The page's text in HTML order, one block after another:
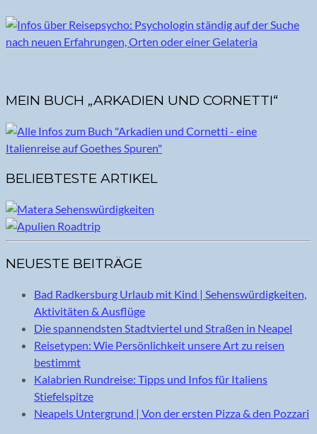
MEIN BUCH „ARKADIEN UND CORNETTI“
BELIEBTESTE ARTIKEL
NEUESTE BEITRÄGE
Bad Radkersburg Urlaub mit Kind | Sehenswürdigkeiten,
Aktivitäten & Ausflüge
Die spannendsten Stadtviertel und Straßen in Neapel
Reisetypen: Wie Persönlichkeit unsere Art zu reisen
bestimmt
Kalabrien Rundreise: Tipps und Infos für Italiens
Stiefelspitze
Neapels Untergrund | Von der ersten Pizza & den Pozzari